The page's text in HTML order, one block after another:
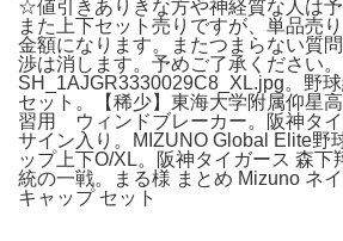
☆値引きありきな方や神経質な人は予
また上下セット売りですが、単品売
金額になります。またつまらない質
渉は消します。予めご了承ください
SH_1AJGR3330029C8_XL.jpg。野
セット。【稀少】東海大学附属仰
習用 ウィンドブレーカー。阪神タ
サイン入り。MIZUNO Global Elite野
ップ上下O/XL。阪神タイガース 森下
統の一戦。まる様 まとめ Mizuno ネ
キャップ セット